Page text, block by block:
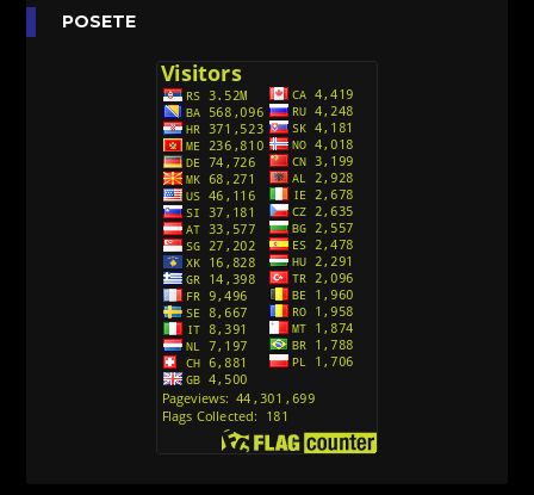
Anatane: Saving the Children of Okura
Avanture Kida Opasnost (Sinhronizovano na
Action Man (Sinhronizovano na Hrvatski)
Action Man (2000) Sinhronizovano na Hrvatski
Andjeoski Prijatelji (Sinhronizovano na Srpski)
Ajkuca (Sharkdog) Sinhronizovano na Srpski
Alvin i veverice (Alvinnn!!! And the Chipmunks)
Sinhronizovano na Srpski
POSETE